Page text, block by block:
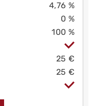
4,76 %
0 %
100 %
25 €
25 €